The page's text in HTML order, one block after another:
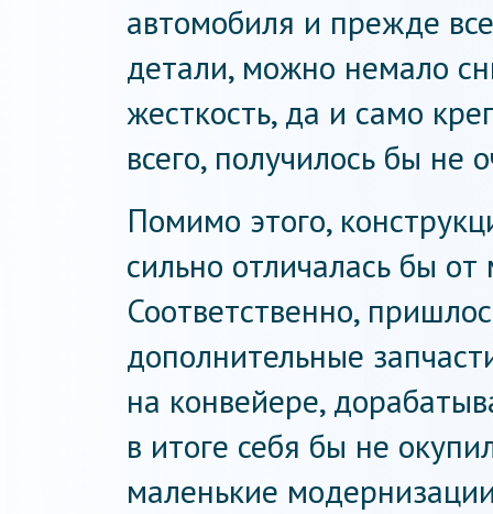
автомобиля и прежде
детали, можно немало
жесткость, да и само
всего, получилось бы не
Помимо этого,
сильно отличалась бы
Соответственно,
дополнительные
на конвейере,
в итоге себя бы не
маленькие